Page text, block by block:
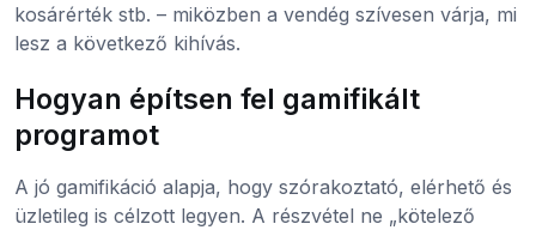
kosárérték stb. – miközben a vendég szívesen várja, mi
lesz a következő kihívás.
Hogyan építsen fel gamifikált
programot
A jó gamifikáció alapja, hogy szórakoztató, elérhető és
üzletileg is célzott legyen. A részvétel ne „kötelező